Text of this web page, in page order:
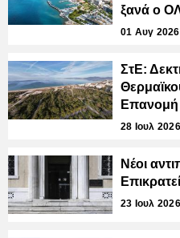
ξανά ο
01 Αυγ 2026
ΣτΕ:
Επανομή
28 Ιουλ 2026
Νέοι
23 Ιουλ 2026